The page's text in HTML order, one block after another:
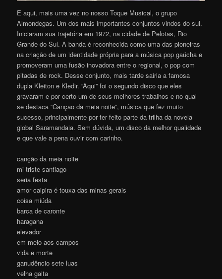
E aqui, mais uma vez no nosso Toque Musical, o grupo
Almondegas. Um dos mais importantes conjuntos vindos do sul.
Iniciaram sua trajetória em 1972, na cidade de Pelotas, Rio
Grande do Sul. A banda é reconhecida como uma das pioneiras
na criação de um identidade própria para a música pop gaúcha e
promoveram uma fusão inovadora entre o regional, o pop com
pitadas de rock. Desse conjunto, mais tarde sairia a famosa
dupla Kleiton e Kledir. “Aqui” foi o segundo disco que eles
gravaram e por certo um de seus melhores trabalhos e no qual
se destaca “Cançao da meia noite”, música que fez muito
sucesso, principalmente por ter feito parte da trilha da novela
global Saramandaia. Sem dúvida, um disco da melhor qualidade
e que vale a pena ouvir com carinho.
canção da meia noite
mi triste santiago
seria festa
amor caipira é touxa das minas gerais
coisa miúda
barca de caronte
haragana
elevador
em meio aos campos
vida e morte
ganudêncio sete luas
velha gaita